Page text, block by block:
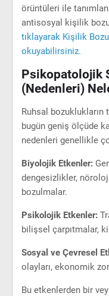
örüntüleri ile
antisosyal kişilik
tıklayarak Kişilik
okuyabilirsiniz.
Psikopatolojik
(Nedenleri)
Ruhsal bozuklukların
bugün geniş ölçüde
nedenleri genellikle
Biyolojik Etkenler:
dengesizlikler,
bozulmalar.
Psikolojik Etkenler:
bilişsel çarpıtmalar,
Sosyal ve Çevresel
olayları, ekonomik
Bu etkenlerden bir